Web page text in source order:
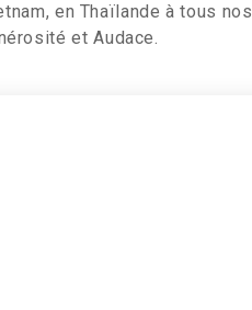
en Thaïlande à tous nos
et Audace.